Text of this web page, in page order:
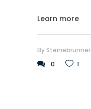
Learn more
By Steinebrunner
0
1